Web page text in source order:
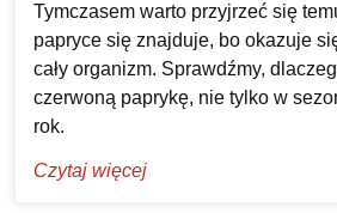
Tymczasem warto przyjrzeć się
papryce się znajduje, bo okazuje
cały organizm. Sprawdźmy,
czerwoną paprykę, nie tylko w
rok.
Czytaj więcej